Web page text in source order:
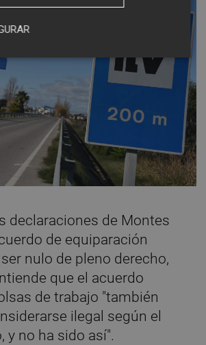
declaraciones de Montes
de equiparación
nulo de pleno derecho,
que el acuerdo
de trabajo "también
ilegal según el
y no ha sido así".